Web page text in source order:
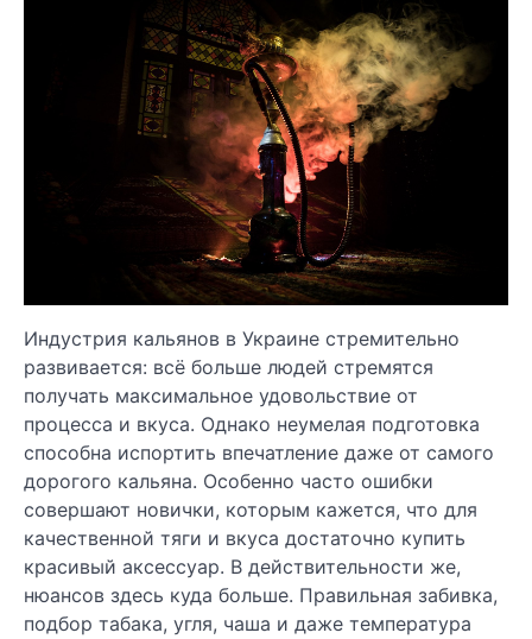
Индустрия кальянов в Украине стремительно
развивается: всё больше людей стремятся
получать максимальное удовольствие от
процесса и вкуса. Однако неумелая подготовка
способна испортить впечатление даже от самого
дорогого кальяна. Особенно часто ошибки
совершают новички, которым кажется, что для
качественной тяги и вкуса достаточно купить
красивый аксессуар. В действительности же,
нюансов здесь куда больше. Правильная забивка,
подбор табака, угля, чаша и даже температура